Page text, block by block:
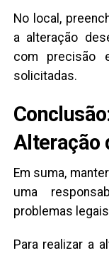
No local,
a alteração
com precisão
solicitadas.
Alteração
Em suma,
uma
problemas
Para realizar a